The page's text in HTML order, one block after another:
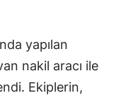
yapılan
nakil aracı ile
Ekiplerin,